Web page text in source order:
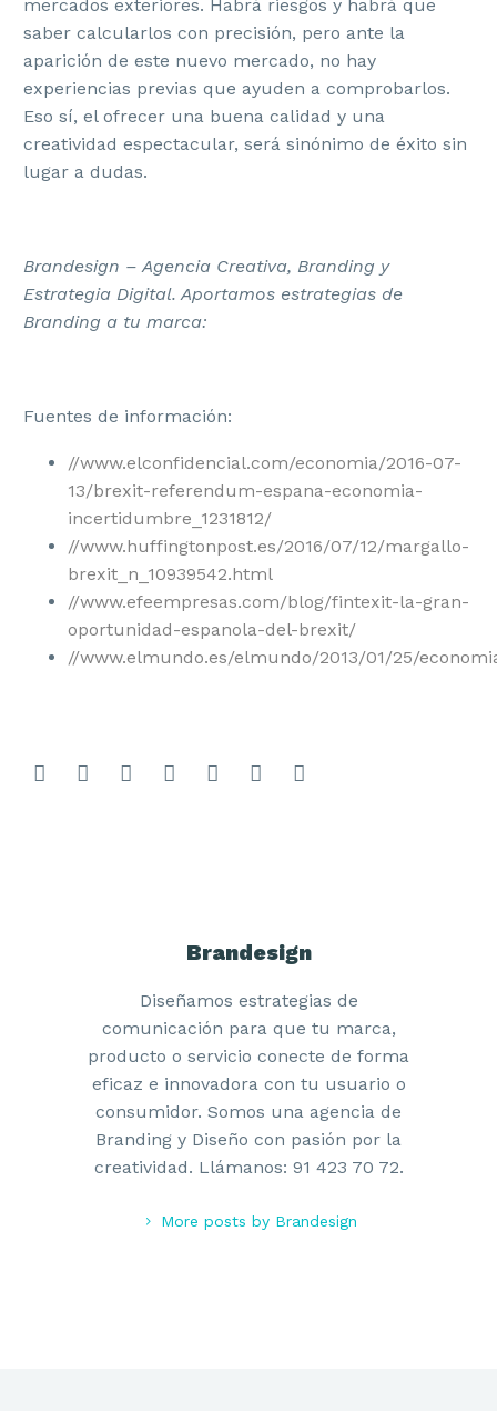
mercados exteriores. Habrá riesgos y habrá que
saber calcularlos con precisión, pero ante la
aparición de este nuevo mercado, no hay
experiencias previas que ayuden a comprobarlos.
Eso sí, el ofrecer una buena calidad y una
creatividad espectacular, será sinónimo de éxito sin
lugar a dudas.
Brandesign – Agencia Creativa, Branding y
Estrategia Digital. Aportamos estrategias de
Branding a tu marca:
Fuentes de información:
//www.elconfidencial.com/economia/2016-07-
13/brexit-referendum-espana-economia-
incertidumbre_1231812/
//www.huffingtonpost.es/2016/07/12/margallo-
brexit_n_10939542.html
//www.efeempresas.com/blog/fintexit-la-gran-
oportunidad-espanola-del-brexit/
//www.elmundo.es/elmundo/2013/01/25/
Brandesign
Diseñamos estrategias de
comunicación para que tu marca,
producto o servicio conecte de forma
eficaz e innovadora con tu usuario o
consumidor. Somos una agencia de
Branding y Diseño con pasión por la
creatividad. Llámanos: 91 423 70 72.
More posts by Brandesign